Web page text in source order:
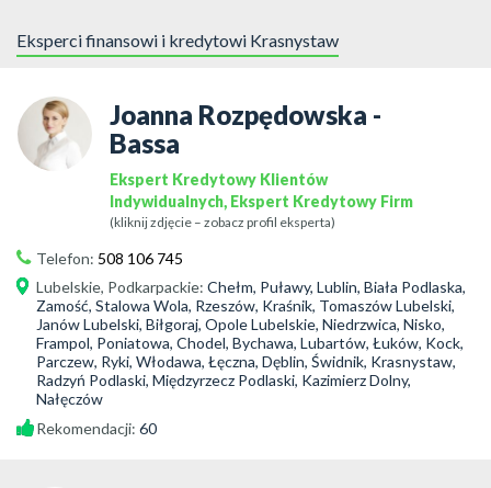
Eksperci finansowi i kredytowi Krasnystaw
Joanna Rozpędowska -
Bassa
Ekspert Kredytowy Klientów
Indywidualnych, Ekspert Kredytowy Firm
(kliknij zdjęcie – zobacz profil eksperta)
Telefon: 508 106 745
Lubelskie, Podkarpackie: Chełm, Puławy, Lublin, Biała Podlaska,
Zamość, Stalowa Wola, Rzeszów, Kraśnik, Tomaszów Lubelski,
Janów Lubelski, Biłgoraj, Opole Lubelskie, Niedrzwica, Nisko,
Frampol, Poniatowa, Chodel, Bychawa, Lubartów, Łuków, Kock,
Parczew, Ryki, Włodawa, Łęczna, Dęblin, Świdnik, Krasnystaw,
Radzyń Podlaski, Międzyrzecz Podlaski, Kazimierz Dolny,
Nałęczów
Rekomendacji: 60